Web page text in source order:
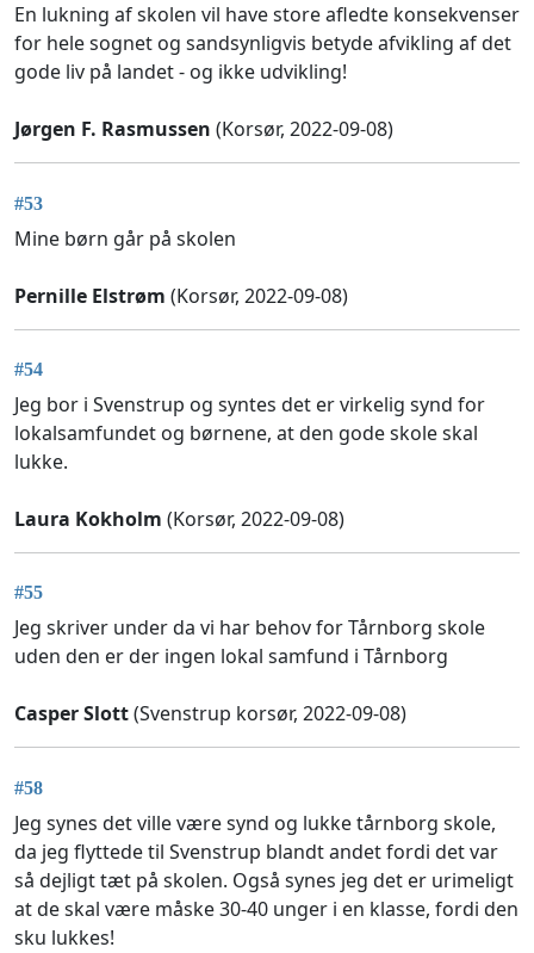
En lukning af skolen vil have store afledte konsekvenser
for hele sognet og sandsynligvis betyde afvikling af det
gode liv på landet - og ikke udvikling!
Jørgen F. Rasmussen (Korsør, 2022-09-08)
#53
Mine børn går på skolen
Pernille Elstrøm (Korsør, 2022-09-08)
#54
Jeg bor i Svenstrup og syntes det er virkelig synd for
lokalsamfundet og børnene, at den gode skole skal
lukke.
Laura Kokholm (Korsør, 2022-09-08)
#55
Jeg skriver under da vi har behov for Tårnborg skole
uden den er der ingen lokal samfund i Tårnborg
Casper Slott(Svenstrup korsør, 2022-09-08)
#58
Jeg synes det ville være synd og lukke tårnborg skole,
da jeg flyttede til Svenstrup blandt andet fordi det var
så dejligt tæt på skolen. Også synes jeg det er urimeligt
at de skal være måske 30-40 unger i en klasse, fordi den
sku lukkes!